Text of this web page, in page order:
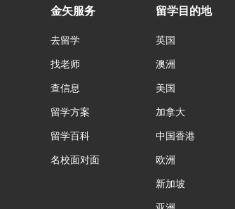
金矢服务
去留学
找老师
查信息
留学方案
留学百科
名校面对面
留学目的地
英国
澳洲
美国
加拿大
中国香港
欧洲
新加坡